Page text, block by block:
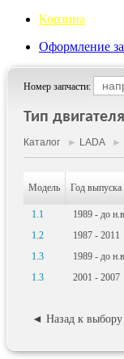
Корзина
Оформление
Номер запчасти:
Тип
Каталог ► LADA►
Модель Год выпуска
1.1 1989 - до н.в.
1.2
1987 - 2011
1.3
1989 - до н.в.
1.3
2001 - 2007
◄ Назад к